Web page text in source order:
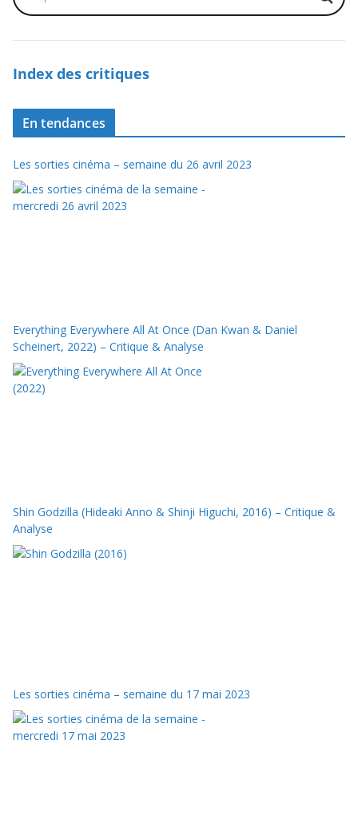
Index des critiques
En tendances
Les sorties cinéma – semaine du 26 avril 2023
Everything Everywhere All At Once (Dan Kwan & Daniel
Scheinert, 2022) – Critique & Analyse
Shin Godzilla (Hideaki Anno & Shinji Higuchi, 2016) – Critique &
Analyse
Les sorties cinéma – semaine du 17 mai 2023